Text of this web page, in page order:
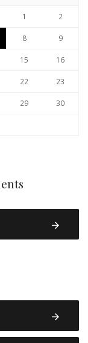
1 2
8 9
15 16
22 23
29 30